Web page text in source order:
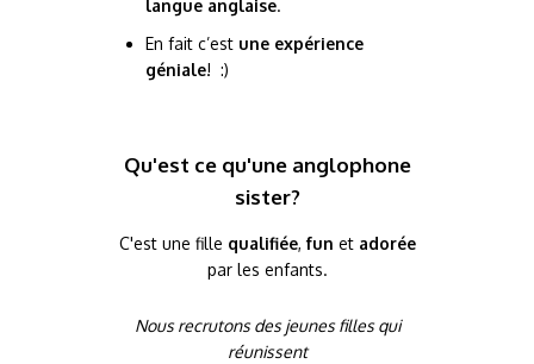
langue anglaise.
En fait c’est une expérience
géniale! :)
Qu'est ce qu'une anglophone
sister?
C'est une fille qualifiée,fun et adorée
par les enfants.
Nous recrutons des jeunes filles qui
réunissent